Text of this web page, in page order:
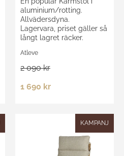
aluminium/rotting.
Allvädersdyna.
Lagervara, priset gäller så
långt lagret räcker.
Atleve
2 090 kr
1 690 kr
KAMPANJ